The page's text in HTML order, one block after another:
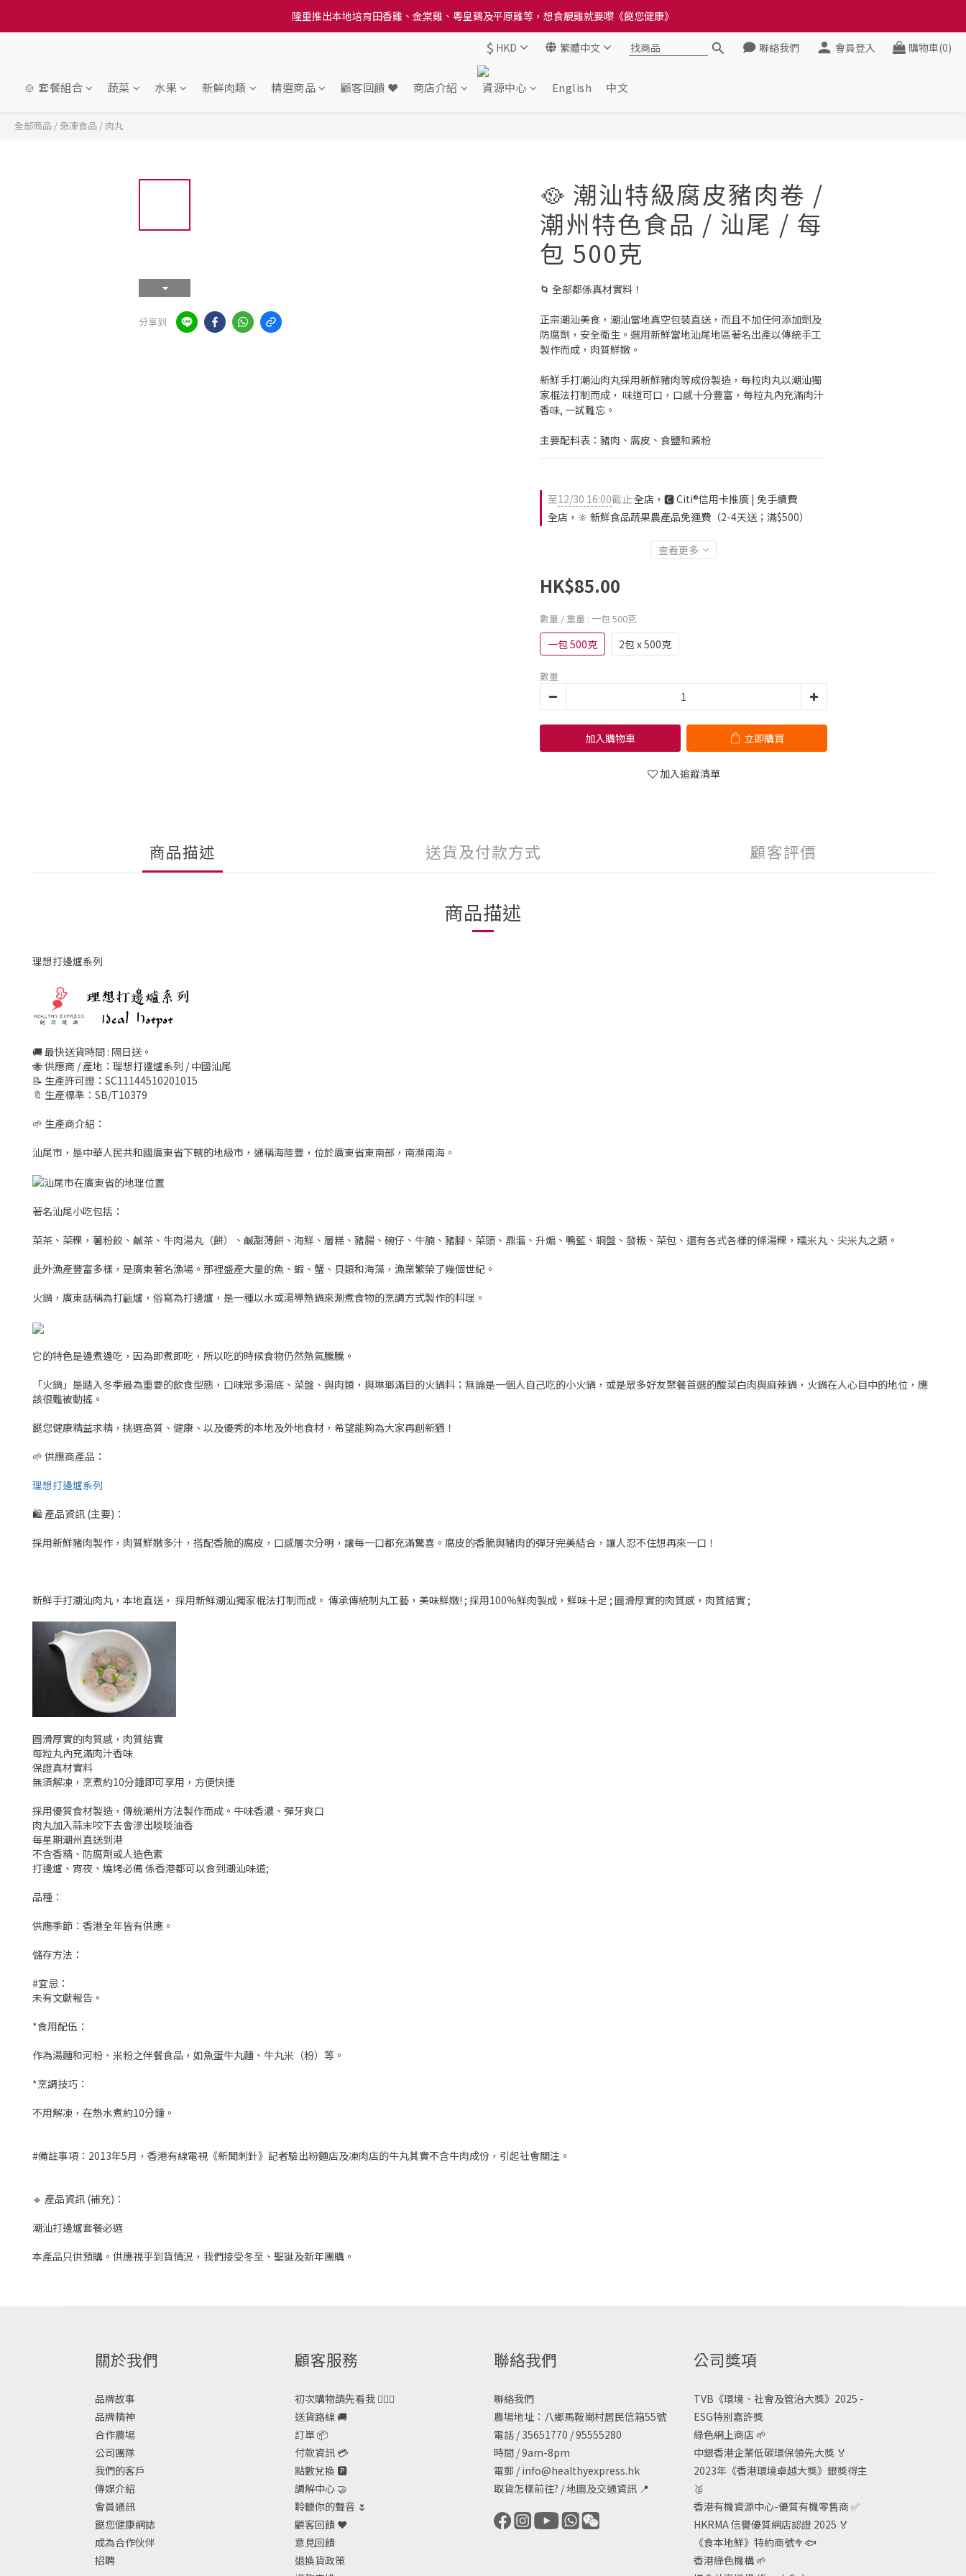
訂單結帳注意事項：送貨方法中選擇區域 - 然後當填寫地址時, 請小心選擇分區及區域, 因資料錯誤會影響前往結帳
訂單結帳注意事項：送貨方法中選擇區域 - 然後當填寫地址時, 請小心選擇分區及區域, 因資料錯誤會影響前往結帳
$ HKD 繁體中文 聯絡我們 會員登入 購物車(0)
🍲 套餐組合 蔬菜 水果 新鮮肉類 精選商品 顧客回饋 ❤️ 商店介紹 資源中心 English 中文
全部商品 / 急凍食品 / 肉丸
分享到
🥘 潮汕特級腐皮豬肉卷 /
潮州特色食品 / 汕尾 / 每
包 500克
🌀 全部都係真材實料！
正宗潮汕美食，潮汕當地真空包裝直送，而且不加任何添加劑及
防腐劑，安全衛生。選用新鮮當地汕尾地區著名出產以傳統手工
製作而成，肉質鮮嫩。
新鮮手打潮汕肉丸採用新鮮豬肉等成份製造，每粒肉丸以潮汕獨
家棍法打制而成， 味道可口，口感十分豐富，每粒丸內充滿肉汁
香味, 一試難忘。
主要配料表：豬肉、腐皮、食鹽和澱粉
至12/30 16:00截止全店，🅲 Citi®信用卡推廣 | 免手續費
全店，🔆 新鮮食品蔬果農產品免運費（2-4天送；滿$500）
查看更多
HK$85.00
數量 / 重量 : 一包 500克
一包 500克 2包 x 500克
數量
加入購物車 立即購買
加入追蹤清單
商品描述 送貨及付款方式 顧客評價
商品描述
理想打邊爐系列
🚚 最快送貨時間 : 隔日送。
🐝 供應商 / 產地：理想打邊爐系列 / 中國汕尾
📝 生產許可證：SC11144510201015
🔖 生產標準：SB/T10379
🌱 生產商介紹：
汕尾市，是中華人民共和國廣東省下轄的地級市，通稱海陸豐，位於廣東省東南部，南瀕南海。
著名汕尾小吃包括：
菜茶、菜粿，薯粉餃、鹹茶、牛肉湯丸（餅）、鹹甜薄餅、海鮮、層糕、豬腸、碗仔、牛腩、豬腳、菜頭、鼎溜、升煽、鴨藍、銅盤、發粄、菜包、還有各式各樣的條湯粿，糯米丸、尖米丸之類。
此外漁產豐富多樣，是廣東著名漁場。那裡盛產大量的魚、蝦、蟹、貝類和海藻，漁業繁榮了幾個世紀。
火鍋，廣東話稱為打甂爐，俗寫為打邊爐，是一種以水或湯導熱鍋來涮煮食物的烹調方式製作的料理。
它的特色是邊煮邊吃，因為即煮即吃，所以吃的時候食物仍然熱氣騰騰。
「火鍋」是踏入冬季最為重要的飲食型態，口味眾多湯底、菜盤、與肉類，與琳瑯滿目的火鍋料；無論是一個人自己吃的小火鍋，或是眾多好友聚餐首選的酸菜白肉與麻辣鍋，火鍋在人心目中的地位，應
該很難被動搖。
餸您健康精益求精，挑選高質、健康、以及優秀的本地及外地食材，希望能夠為大家再創新猶！
🌱 供應商產品：
理想打邊爐系列
🛍 產品資訊 (主要)：
採用新鮮豬肉製作，肉質鮮嫩多汁，搭配香脆的腐皮，口感層次分明，讓每一口都充滿驚喜。腐皮的香脆與豬肉的彈牙完美結合，讓人忍不住想再來一口！
新鮮手打潮汕肉丸，本地直送， 採用新鮮潮汕獨家棍法打制而成。 傳承傳統制丸工藝，美味鮮嫩! ; 採用100%鮮肉製成，鮮味十足 ; 圓滑厚實的肉質感，肉質結實 ;
圓滑厚實的肉質感，肉質結實
每粒丸內充滿肉汁香味
保證真材實料
無須解凍，烹煮約10分鐘即可享用，方便快捷
採用優質食材製造，傳統潮州方法製作而成。牛味香濃、彈牙爽口
肉丸加入蒜末咬下去會滲出啖啖油香
每星期潮州直送到港
不含香精、防腐劑或人造色素
打邊爐、宵夜、燒烤必備 係香港都可以食到潮汕味道;
品種：
供應季節：香港全年皆有供應。
儲存方法：
#宜忌：
未有文獻報告。
*食用配伍：
作為湯麵和河粉、米粉之伴餐食品，如魚蛋牛丸麵、牛丸米（粉）等。
*烹調技巧：
不用解凍，在熱水煮約10分鐘。
#備註事項：2013年5月，香港有線電視《新聞刺針》記者驗出粉麵店及凍肉店的牛丸其實不含牛肉成份，引起社會關注。
🔹 產品資訊 (補充)：
潮汕打邊爐套餐必選
本產品只供預購。供應視乎到貨情況，我們接受冬至、聖誕及新年團購。
關於我們
品牌故事
品牌精神
合作農場
公司團隊
我們的客戶
傳媒介紹
會員通訊
餸您健康網誌
成為合作伙伴
招聘
顧客服務
初次購物請先看我 🙋🏻‍♀️
送貨路線 🚚
訂單 📦
付款資訊 💳
點數兌換 🅿️
調解中心 🤝
聆聽你的聲音 🌷
顧客回饋 ❤️
意見回饋
退換貨政策
聯絡我們
聯絡我們
農場地址：八鄉馬鞍崗村居民信箱55號
電話 / 35651770 / 95555280
時間 / 9am-8pm
電郵 / info@healthyexpress.hk
取貨怎樣前往? /地圖及交通資訊 📍
公司獎項
TVB《環境、社會及管治大獎》2025 -
ESG特別嘉許獎
綠色網上商店🌱
中銀香港企業低碳環保領先大獎🏅
2023年《香港環境卓越大獎》銀獎得主
🥈
香港有機資源中心-優質有機零售商✅
HKRMA 信譽優質網店認證 2025 🏅
《食本地鮮》特約商號🥦🐟
香港綠色機構🌱